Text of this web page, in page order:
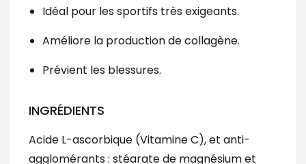
Idéal pour les sportifs très exigeants.
Améliore la production de collagène.
Prévient les blessures.
INGRÉDIENTS
Acide L-ascorbique (Vitamine C), et anti-
agglomérants : stéarate de magnésium et